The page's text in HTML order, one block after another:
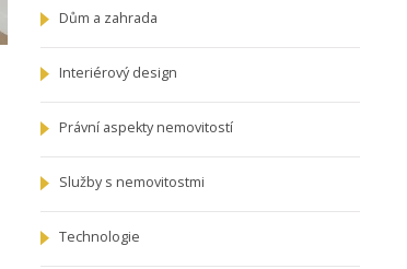
Dům a zahrada
Interiérový design
Právní aspekty nemovitostí
Služby s nemovitostmi
Technologie